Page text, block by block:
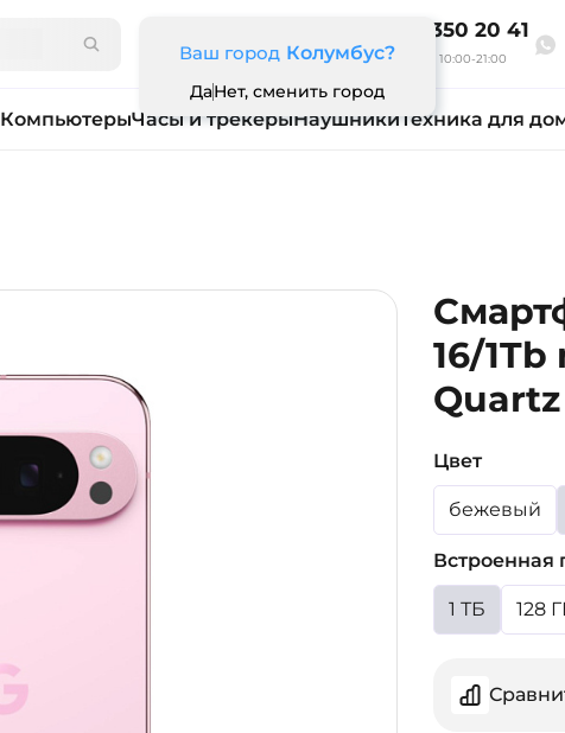
Ваш город Колумбус?
ДаНет, сменить город
8 800 350 20 41
Ежедневно 10:00-21:00
КомпьютерыЧасы и трекерыНаушникиТехника для
16/1Tb
Цвет
бежевый
Встроенная
1 ТБ 128